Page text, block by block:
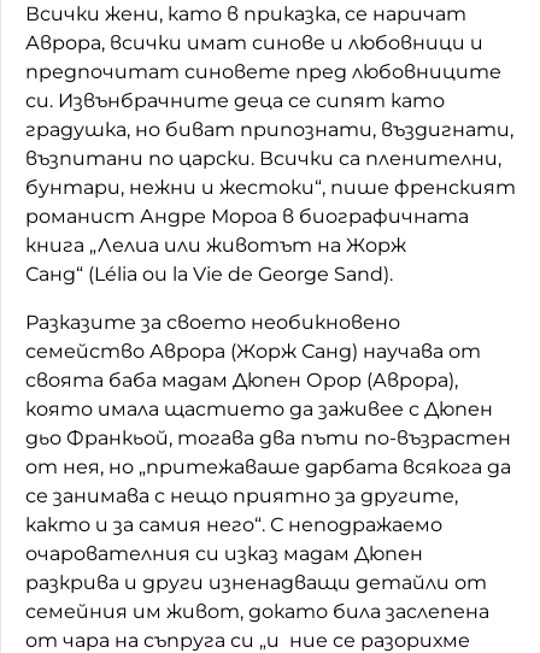
Всички жени, като в приказка, се наричат
Аврора, всички имат синове и любовници и
предпочитат синовете пред любовниците
си. Извънбрачните деца се сипят като
градушка, но биват припознати, въздигнати,
възпитани по царски. Всички са пленителни,
бунтари, нежни и жестоки“, пише френският
романист Андре Мороа в биографичната
книга „Лелиа или животът на Жорж
Санд“ (Lélia ou la Vie de George Sand).
Разказите за своето необикновено
семейство Аврора (Жорж Санд) научава от
своята баба мадам Дюпен Орор (Аврора),
която имала щастието да заживее с Дюпен
дьо Франкьой, тогава два пъти по-възрастен
от нея, но „притежаваше дарбата всякога да
се занимава с нещо приятно за другите,
както и за самия него“. С неподражаемо
очарователния си изказ мадам Дюпен
разкрива и други изненадващи детайли от
семейния им живот, докато била заслепена
от чара на съпруга си „и ние се разорихме